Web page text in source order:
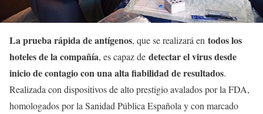
La prueba rápida de antígenos, que se realizará en todos los
hoteles de la compañía, es capaz de detectar el virus desde
inicio de contagio con una alta fiabilidad de resultados.
Realizada con dispositivos de alto prestigio avalados por la FDA,
homologados por la Sanidad Pública Española y con marcado